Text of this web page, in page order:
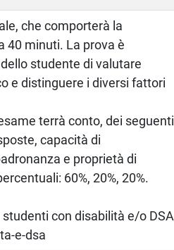
che comporterà la
40 minuti. La prova è
studente di valutare
e distinguere i diversi fattori
terrà conto, dei seguenti
capacità di
e proprietà di
60%, 20%, 20%.
con disabilità e/o DSA
e-dsa